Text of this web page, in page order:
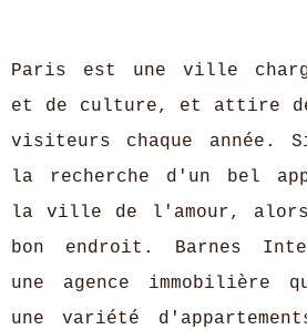
Paris est une ville
et de culture, et attire
visiteurs chaque année.
la recherche d'un bel
la ville de l'amour, alors
bon endroit. Barnes
une agence immobilière
une variété